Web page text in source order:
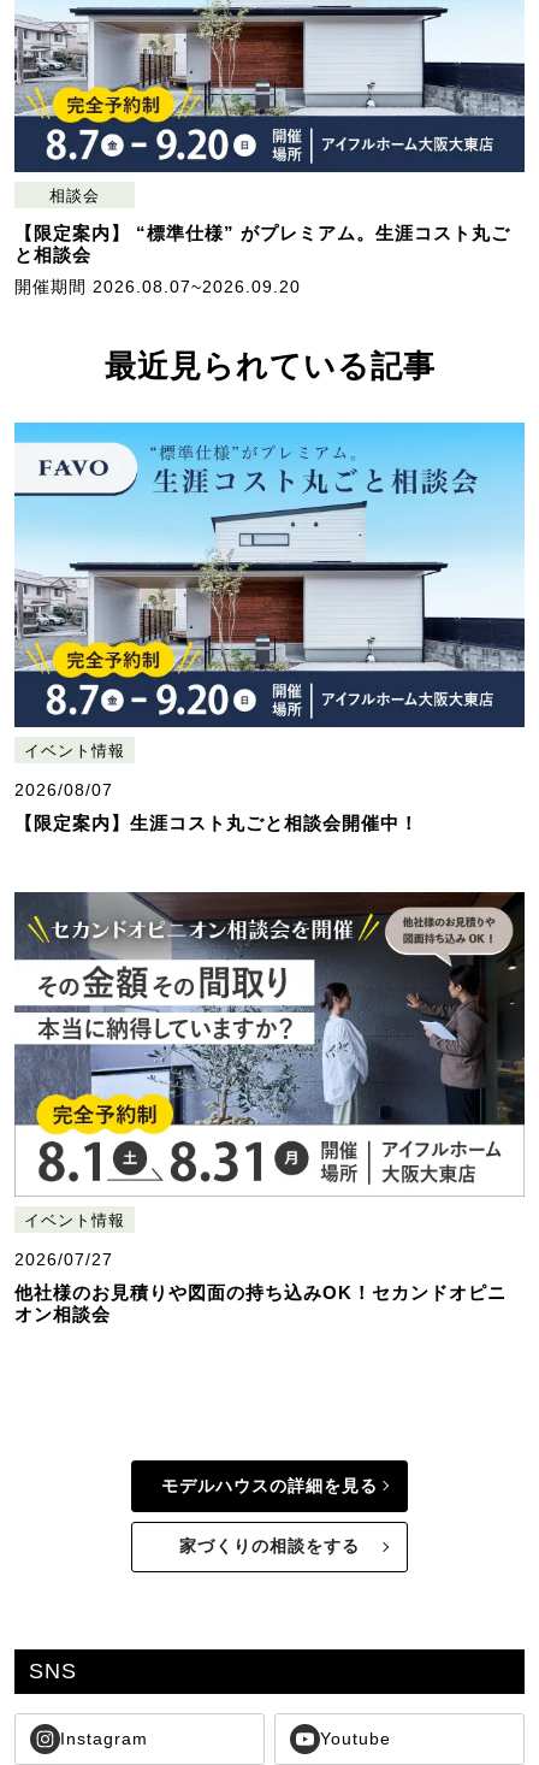
相談会
【限定案内】 “標準仕様” がプレミアム。生涯コスト丸ご
と相談会
開催期間 2026.08.07~2026.09.20
最近見られている記事
イベント情報
2026/08/07
【限定案内】生涯コスト丸ごと相談会開催中！
イベント情報
2026/07/27
他社様のお見積りや図面の持ち込みOK！セカンドオピニ
オン相談会
モデルハウスの詳細を見る
家づくりの相談をする
SNS
Instagram Youtube